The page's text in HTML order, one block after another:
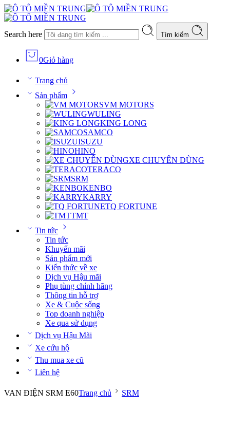
Search here Tìm kiếm
0Giỏ hàng
Trang chủ
Sản phẩm
VM MOTORS
WULING
KING LONG
SAMCO
ISUZU
HINO
XE CHUYÊN DÙNG
TERACO
SRM
KENBO
KARRY
TQ FORTUNE
TMT
Tin tức
Tin tức
Khuyến mãi
Sản phẩm mới
Kiến thức về xe
Dịch vụ Hậu mãi
Phụ tùng chính hãng
Thông tin hỗ trợ
Xe & Cuộc sống
Top doanh nghiệp
Xe qua sử dụng
Dịch vụ Hậu Mãi
Xe cứu hộ
Thu mua xe cũ
Liên hệ
VAN ĐIỆN SRM E60Trang chủ SRM